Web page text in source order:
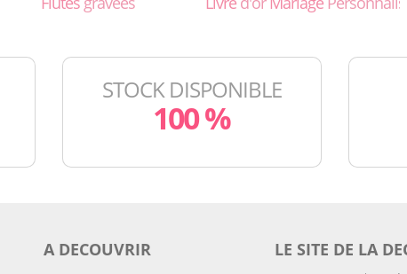
STOCK DISPONIBLE
100 %
A DECOUVRIR LE SITE DE LA